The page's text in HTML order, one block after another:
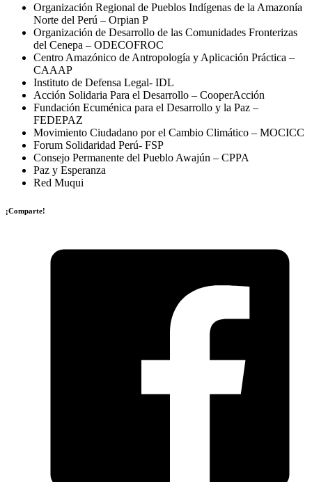
Organización Regional de Pueblos Indígenas de la Amazonía
Norte del Perú – Orpian P
Organización de Desarrollo de las Comunidades Fronterizas
del Cenepa – ODECOFROC
Centro Amazónico de Antropología y Aplicación Práctica –
CAAAP
Instituto de Defensa Legal- IDL
Acción Solidaria Para el Desarrollo – CooperAcción
Fundación Ecuménica para el Desarrollo y la Paz –
FEDEPAZ
Movimiento Ciudadano por el Cambio Climático – MOCICC
Forum Solidaridad Perú- FSP
Consejo Permanente del Pueblo Awajún – CPPA
Paz y Esperanza
Red Muqui
¡Comparte!